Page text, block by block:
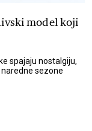
model koji
spajaju nostalgiju,
sezone